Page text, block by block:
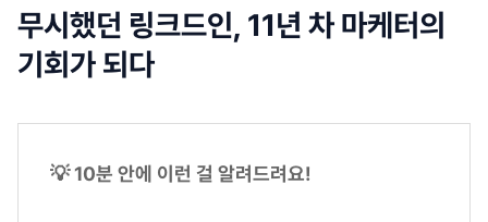
무시했던 링크드인, 11년 차 마케터의
기회가 되다
💡 10분 안에 이런 걸 알려드려요!